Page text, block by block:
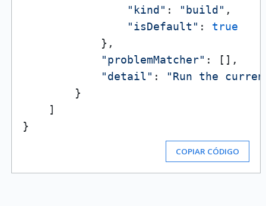
"kind" : "build" ,
"isDefault" : true
            },
"problemMatcher" : [],
"detail" :
"Run the
        }
    ]
COPIAR CÓDIGO